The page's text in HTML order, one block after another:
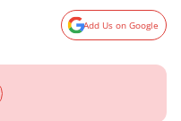
Add Us on Google